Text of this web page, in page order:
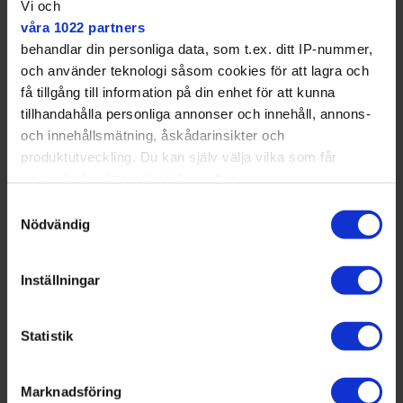
Vi och
våra 1022 partners
behandlar din personliga data, som t.ex. ditt IP-nummer,
och använder teknologi såsom cookies för att lagra och
få tillgång till information på din enhet för att kunna
tillhandahålla personliga annonser och innehåll, annons-
och innehållsmätning, åskådarinsikter och
produktutveckling. Du kan själv välja vilka som får
Med din tillåtelse skulle vi även vilja:
som kan ha en noggrannhet på upp till flera meter
Identifiera din enhet genom att aktivt skanna den
Ta reda på mer om hur dina personliga uppgifter
Nödvändig
Inställningar
Statistik
Marknadsföring